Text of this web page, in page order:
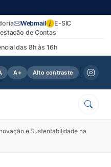
das 8h às 16h
Webmail i E-SIC
de Contas
A+ Alto contraste
e Sustentabilidade na